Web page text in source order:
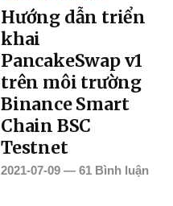
Hướng dẫn triển
khai
PancakeSwap v1
trên môi trường
Binance Smart
Chain BSC
Testnet
2021-07-09 —61 Bình luận